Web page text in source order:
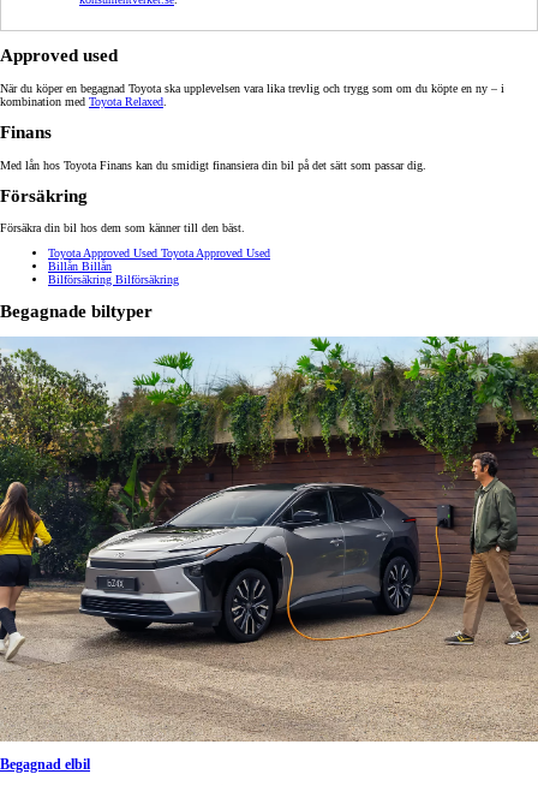
Approved used
När du köper en begagnad Toyota ska upplevelsen vara lika trevlig och trygg som om du köpte en ny – i
kombination med Toyota Relaxed
Finans
Med lån hos Toyota Finans kan du smidigt finansiera din bil på det sätt som passar dig.
Försäkring
Försäkra din bil hos dem som känner till den bäst.
Toyota Approved Used Toyota Approved Used
Billån Billån
Bilförsäkring Bilförsäkring
Begagnade biltyper
Begagnad elbil